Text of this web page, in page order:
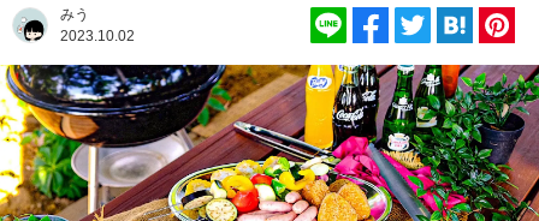
みう
2023.10.02